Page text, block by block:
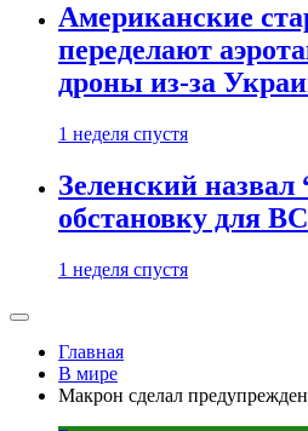
Американские
переделают
дроны из-за
1 неделя спустя
Зеленский назвал
обстановку для
1 неделя спустя
Главная
В мире
Макрон сделал